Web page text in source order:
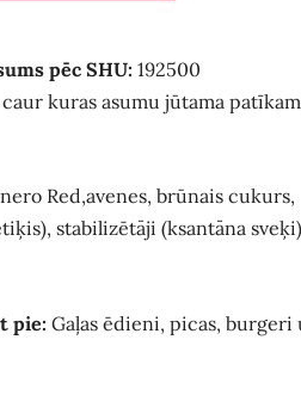
pēc SHU: 192500
kuras asumu jūtama
Red,avenes, brūnais cukurs,
stabilizētāji (ksantāna
pie:Gaļas ēdieni, picas, burgeri